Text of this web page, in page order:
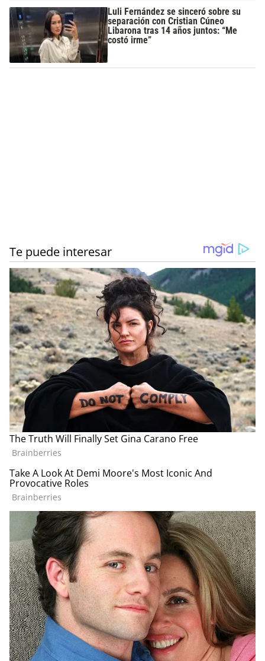
Luli Fernández se sinceró sobre su
separación con Cristian Cúneo
Libarona tras 14 años juntos: “Me
costó irme”